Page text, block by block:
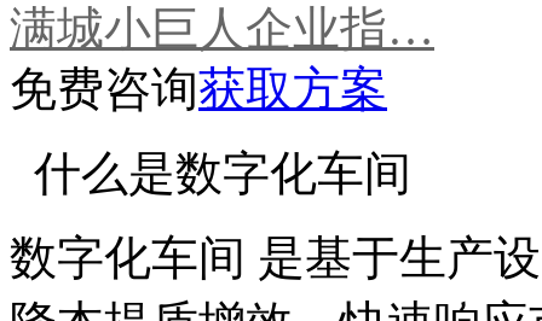
满城小巨人企业指…
免费咨询获取方案
什么是数字化车间
数字化车间 是基于生产